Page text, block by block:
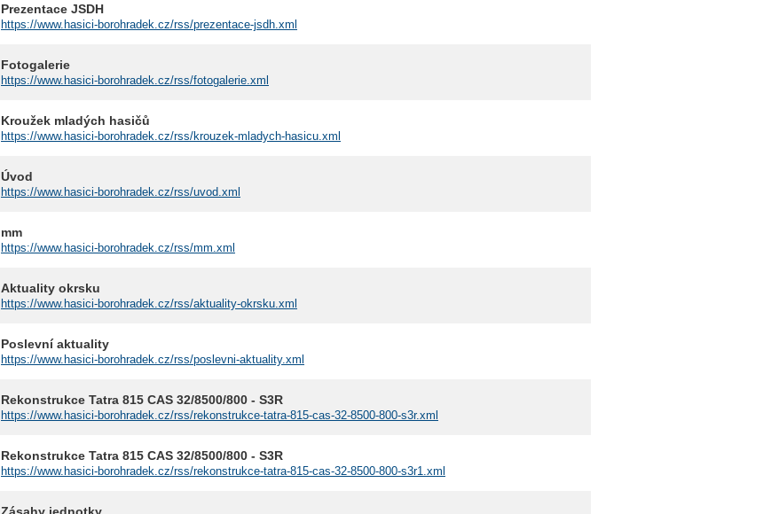
Prezentace JSDH
https://www.hasici-borohradek.cz/rss/prezentace-jsdh.xml
Fotogalerie
https://www.hasici-borohradek.cz/rss/fotogalerie.xml
Kroužek mladých hasičů
https://www.hasici-borohradek.cz/rss/krouzek-mladych-hasicu.xml
Úvod
https://www.hasici-borohradek.cz/rss/uvod.xml
mm
https://www.hasici-borohradek.cz/rss/mm.xml
Aktuality okrsku
https://www.hasici-borohradek.cz/rss/aktuality-okrsku.xml
Poslevní aktuality
https://www.hasici-borohradek.cz/rss/poslevni-aktuality.xml
Rekonstrukce Tatra 815 CAS 32/8500/800 - S3R
https://www.hasici-borohradek.cz/rss/rekonstrukce-tatra-815-cas-32-8500-800-s3r.xml
Rekonstrukce Tatra 815 CAS 32/8500/800 - S3R
https://www.hasici-borohradek.cz/rss/rekonstrukce-tatra-815-cas-32-8500-800-s3r1.xml